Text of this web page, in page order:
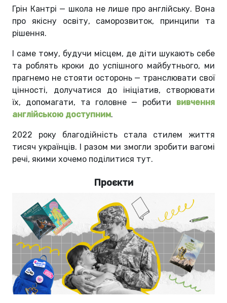
Грін Кантрі — школа не лише про англійську. Вона
про якісну освіту, саморозвиток, принципи та
рішення.
І саме тому, будучи місцем, де діти шукають себе
та роблять кроки до успішного майбутнього, ми
прагнемо не стояти осторонь — транслювати свої
цінності, долучатися до ініціатив, створювати
їх, допомагати, та головне — робити вивчення
англійською доступним.
2022 року благодійність стала стилем життя
тисяч українців. І разом ми змогли зробити вагомі
речі, якими хочемо поділитися тут.
Проєкти